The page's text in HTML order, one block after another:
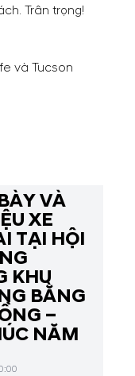
Trân trọng!
và Tucson
VÀ
XE
TẠI HỘI
KHU
BẰNG
–
NĂM